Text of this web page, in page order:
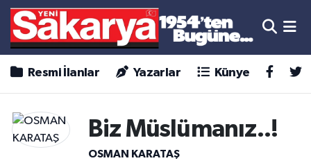
Resmi İlanlar Yazarlar Künye
Biz Müslümanız..!
OSMAN KARATAŞ